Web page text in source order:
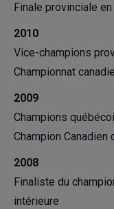
Finale provinciale
2010
Vice-champions
Championnat
2009
Champions
Champion Canadien
2008
Finaliste du
intérieure